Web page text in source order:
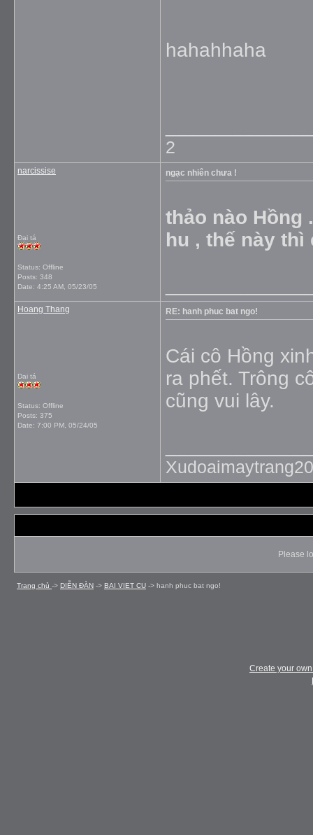
hahahhaha
2
narcissise
Đại tá
Status: Offline
Posts: 348
Date: 4:25 AM, 05/23/05
ngạc nhiên chưa !
thảo nào Hồng
hu , thế này
Hoang Thang
Dai tá
Status: Offline
Posts: 375
Date: 7:00 PM, 05/24/05
RE: hanh phuc bat ngo!
Cái cô Hồng
ra phết. Trông
cũng vui lây.
Please
Trang chủ -> DIỄN ÐÀN -> BAI VIET CU -> hanh phuc bat ngo!
Create your